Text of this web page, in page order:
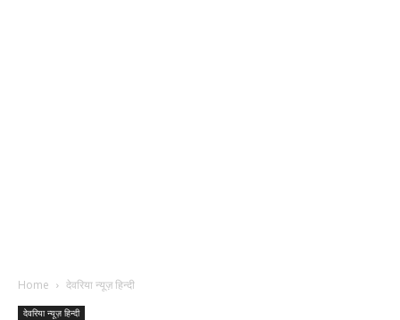
Home देवरिया न्यूज़ हिन्दी
देवरिया न्यूज़ हिन्दी